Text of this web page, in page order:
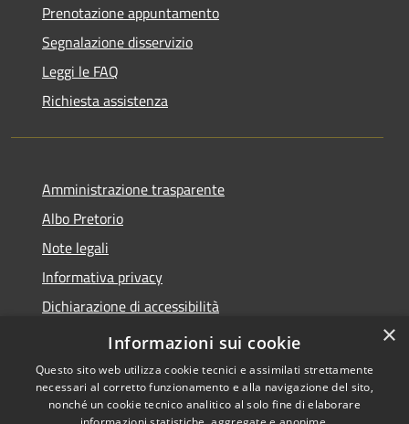
Prenotazione appuntamento
Segnalazione disservizio
Leggi le FAQ
Richiesta assistenza
Amministrazione trasparente
Albo Pretorio
Note legali
Informativa privacy
Dichiarazione di accessibilità
Obiettivi di accessibilità
×
Informazioni sui cookie
Questo sito web utilizza cookie tecnici e assimilati strettamente
necessari al corretto funzionamento e alla navigazione del sito,
nonché un cookie tecnico analitico al solo fine di elaborare